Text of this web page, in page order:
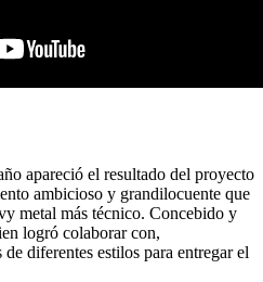
apareció el resultado del proyecto
ambicioso y grandilocuente que
metal más técnico. Concebido y
logró colaborar con,
diferentes estilos para entregar el